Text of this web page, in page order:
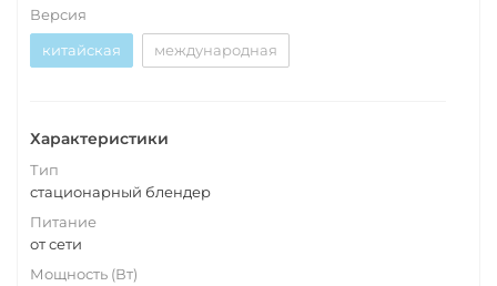
Версия
китайская
международная
Характеристики
Тип
стационарный блендер
Питание
от сети
Мощность (Вт)